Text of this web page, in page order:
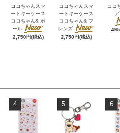
ココちゃんスマ
ートキーケース
ココちゃん& ポ
ール
2,750円(税込)
ココちゃんスマ
ートキーケース
ココちゃん& フ
レンズ
2,750円(税込)
ココ
4 5 6